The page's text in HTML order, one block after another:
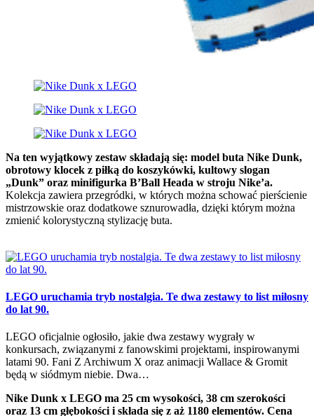
Na ten wyjątkowy zestaw składają się: model buta Nike Dunk,
obrotowy klocek z piłką do koszykówki, kultowy slogan
„Dunk” oraz minifigurka B’Ball Heada w stroju Nike’a.
Kolekcja zawiera przegródki, w których można schować pierścienie
mistrzowskie oraz dodatkowe sznurowadła, dzięki którym można
zmienić kolorystyczną stylizację buta.
LEGO uruchamia tryb nostalgia. Te dwa zestawy to list miłosny
do lat 90.
LEGO oficjalnie ogłosiło, jakie dwa zestawy wygrały w
konkursach, związanymi z fanowskimi projektami, inspirowanymi
latami 90. Fani Z Archiwum X oraz animacji Wallace & Gromit
będą w siódmym niebie. Dwa…
Nike Dunk x LEGO ma 25 cm wysokości, 38 cm szerokości
oraz 13 cm głębokości i składa się z aż 1180 elementów. Cena